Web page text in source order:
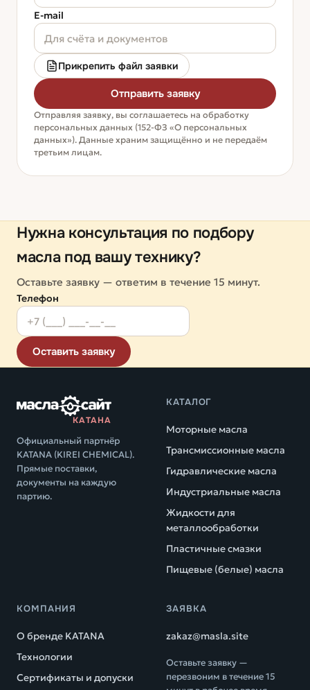
E-mail
Прикрепить файл заявки
Отправить заявку
Отправляя заявку, вы соглашаетесь на обработку
персональных данных (152-ФЗ «О персональных
данных»). Данные храним защищённо и не передаём
третьим лицам.
Нужна консультация по подбору
масла под вашу технику?
Оставьте заявку — ответим в течение 15 минут.
Телефон
Оставить заявку
КАТАНА
Официальный партнёр
KATANA (KIREI CHEMICAL).
Прямые поставки,
документы на каждую
партию.
КАТАЛОГ
Моторные масла
Трансмиссионные масла
Гидравлические масла
Индустриальные масла
Жидкости для
металлообработки
Пластичные смазки
Пищевые (белые) масла
КОМПАНИЯ
О бренде KATANA
Технологии
Сертификаты и допуски
ЗАЯВКА
zakaz@masla.site
Оставьте заявку —
перезвоним в течение 15